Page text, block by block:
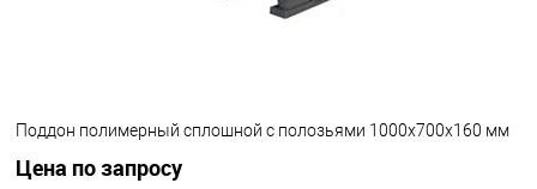
Поддон полимерный сплошной с полозьями 1000х700х160 мм
Цена по запросу